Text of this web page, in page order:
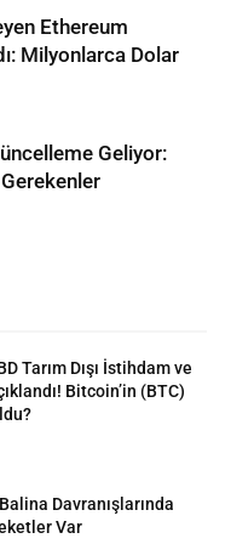
Ethereum
Milyonlarca Dolar
Geliyor:
Tarım Dışı İstihdam ve
Bitcoin’in (BTC)
Davranışlarında
Var